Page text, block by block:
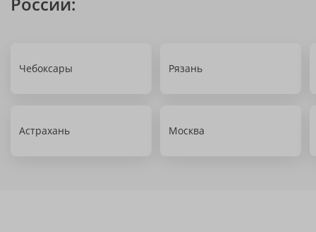
Чебоксары Рязань
Астрахань Москва